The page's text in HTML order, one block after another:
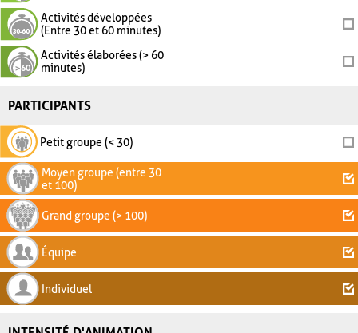
Activités développées
(Entre 30 et 60 minutes)
Activités élaborées (> 60
minutes)
PARTICIPANTS
Petit groupe (< 30)
Moyen groupe (entre 30
et 100)
Grand groupe (> 100)
Équipe
Individuel